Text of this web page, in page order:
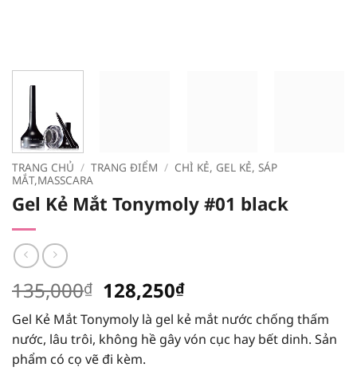
TRANG CHỦ / TRANG ĐIỂM / CHÌ KẺ, GEL KẺ, SÁP
MẮT,MASSCARA
Gel Kẻ Mắt Tonymoly #01 black
135,000₫ Giá
gốc
là:
135,000₫.
128,250₫Giá
hiện
tại
là:
Gel Kẻ Mắt Tonymoly là gel kẻ mắt nước chống thấm
nước, lâu trôi, không hề gây vón cục hay bết dinh. Sản
phẩm có cọ vẽ đi kèm.